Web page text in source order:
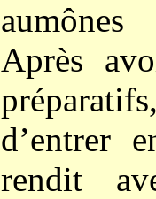
Après
d’entrer
rendit